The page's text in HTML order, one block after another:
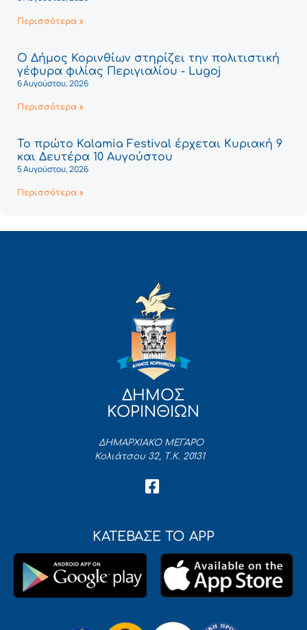
Περισσότερα »
Ο Δήμος Κορινθίων στηρίζει την πολιτιστική
γέφυρα φιλίας Περιγιαλίου - Lugoj
6 Αυγούστου, 2026
Περισσότερα »
Το πρώτο Kalamia Festival έρχεται Κυριακή 9
και Δευτέρα 10 Αυγούστου
5 Αυγούστου, 2026
Περισσότερα »
ΔΗΜΟΣ
ΚΟΡΙΝΘΙΩΝ
ΔΗΜΑΡΧΙΑΚΟ ΜΕΓΑΡΟ
Κολιάτσου 32, Τ.Κ. 20131
ΚΑΤΕΒΑΣΕ ΤΟ APP